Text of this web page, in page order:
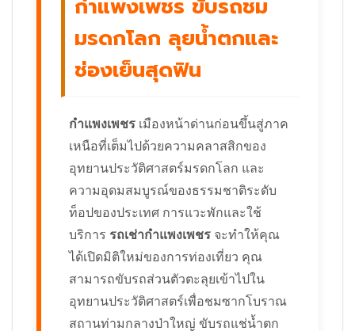
กำแพงเพชร ขับรถชม
มรดกโลก ลุยน้ำตกและ
ช่องเย็นสุดฟิน
กำแพงเพชร เมืองหน้าด่านก่อนขึ้นสู่ภาค
เหนือที่เต็มไปด้วยความคลาสสิกของ
อุทยานประวัติศาสตร์มรดกโลก และ
ความอุดมสมบูรณ์ของธรรมชาติระดับ
ท็อปของประเทศ การแวะพักและใช้
บริการ รถเช่ากำแพงเพชร จะทำให้คุณ
ได้เปิดมิติใหม่ของการท่องเที่ยว คุณ
สามารถขับรถส่วนตัวตะลุยเข้าไปใน
อุทยานประวัติศาสตร์เพื่อชมซากโบราณ
สถานท่ามกลางป่าใหญ่ ขับรถแช่น้ำตก